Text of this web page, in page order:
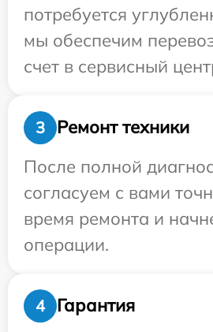
потребуется
мы обеспечим
счет в сервисный
3
Ремонт техники
После полной
согласуем с вами
время ремонта и
операции.
4
Гарантия